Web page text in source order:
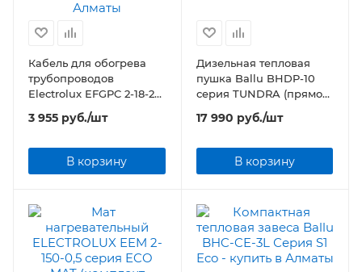
Кабель для обогрева
трубопроводов
Electrolux EFGPC 2-18-2
(комплект) 2 метра
3 955 руб./шт
В корзину
Дизельная тепловая
пушка Ballu BHDP-10
серия TUNDRA (прямого
17 990 руб./шт
В корзину